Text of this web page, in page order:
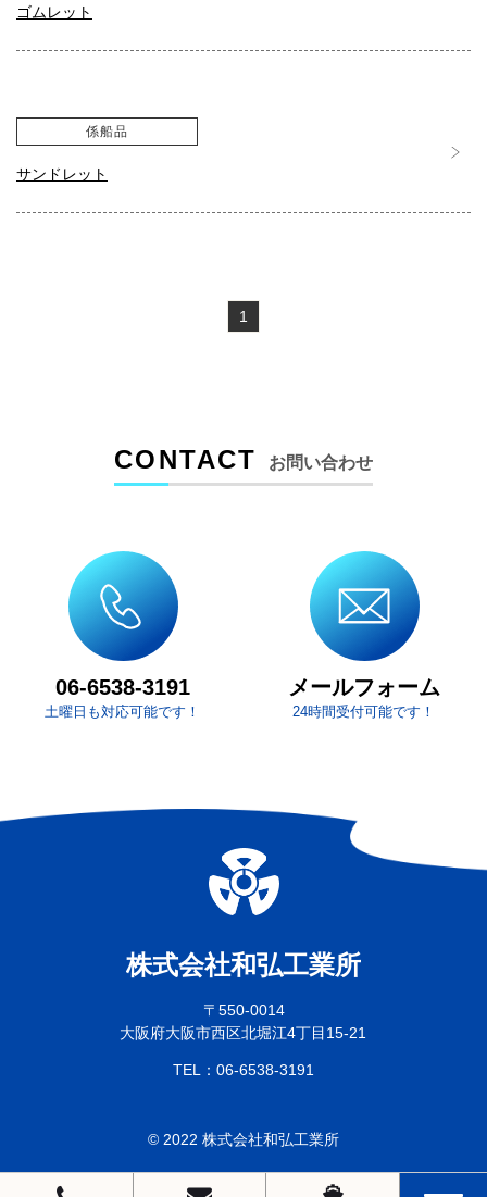
ゴムレット
係船品
サンドレット
1
CONTACT お問い合わせ
06-6538-3191
土曜日も対応可能です！
メールフォーム
24時間受付可能です！
〒550-0014
大阪府大阪市西区北堀江4丁目15-21
TEL：06-6538-3191
© 2022 株式会社和弘工業所